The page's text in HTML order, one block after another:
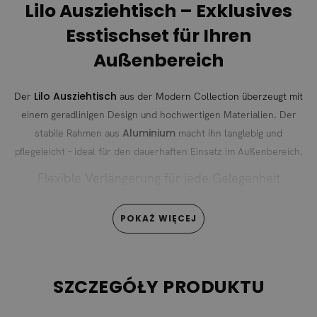
Lilo Ausziehtisch – Exklusives
Esstischset für Ihren
Außenbereich
Der Lilo Ausziehtisch aus der Modern Collection überzeugt mit
einem geradlinigen Design und hochwertigen Materialien. Der
stabile Rahmen aus Aluminium macht ihn langlebig und
pflegeleicht – ideal für den dauerhaften Einsatz im Außenbereich.
drei Glasplatten im Stein-Effekt
Auszugstisch schnell und unkompliziert verlängern. Die dritte
Platte ist griffbereit unter der Tischfläche verstaut – einfach die
Verlängerungsplatte einsetzen. So bietet der Lilo Ausziehtisch
jederzeit ausreichend Platz für Familie und Gäste.
POKAŻ WIĘCEJ
SZCZEGÓŁY PRODUKTU